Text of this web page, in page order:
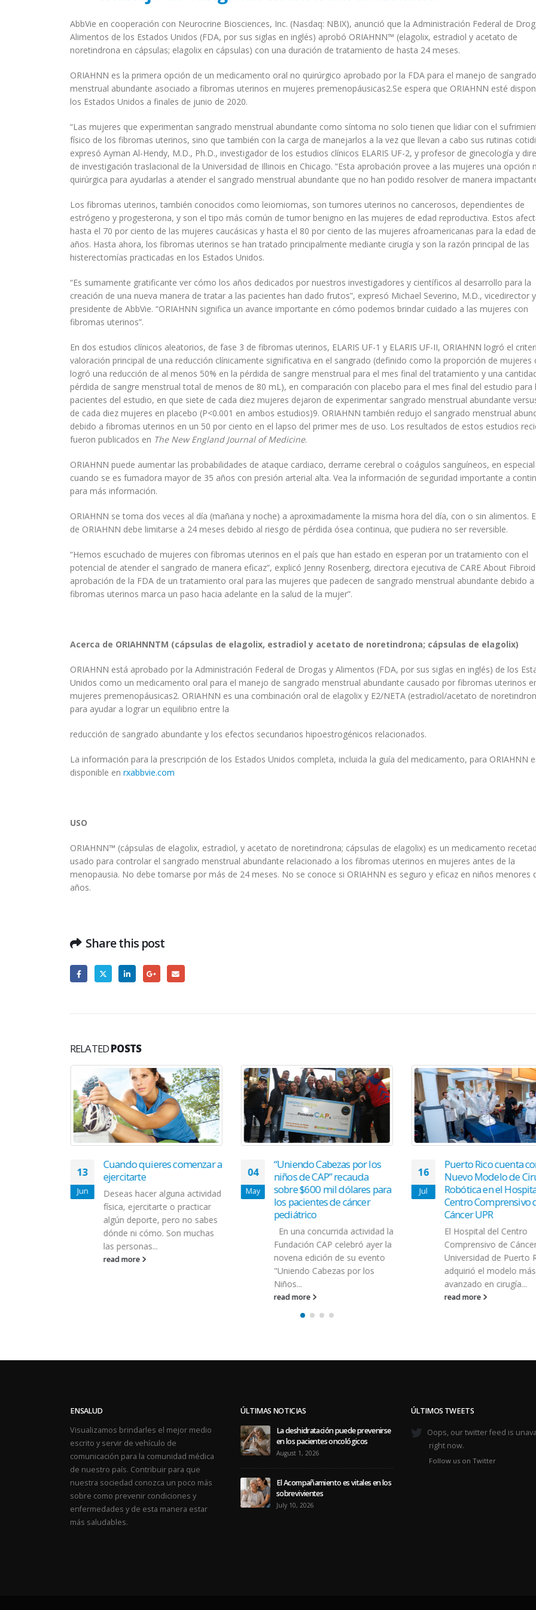
AbbVie en cooperación con Neurocrine Biosciences, Inc. (Nasdaq: NBIX), anunció que la Administración Federal de
Alimentos de los Estados Unidos (FDA, por sus siglas en inglés) aprobó ORIAHNN™ (elagolix, estradiol y acetato de
noretindrona en cápsulas; elagolix en cápsulas) con una duración de tratamiento de hasta 24 meses.
ORIAHNN es la primera opción de un medicamento oral no quirúrgico aprobado por la FDA para el manejo de sangrado
menstrual abundante asociado a fibromas uterinos en mujeres premenopáusicas2.Se espera que ORIAHNN esté
los Estados Unidos a finales de junio de 2020.
“Las mujeres que experimentan sangrado menstrual abundante como síntoma no solo tienen que lidiar con el
físico de los fibromas uterinos, sino que también con la carga de manejarlos a la vez que llevan a cabo sus rutinas
expresó Ayman Al-Hendy, M.D., Ph.D., investigador de los estudios clínicos ELARIS UF-2, y profesor de ginecología y
de investigación traslacional de la Universidad de Illinois en Chicago. “Esta aprobación provee a las mujeres una opción
quirúrgica para ayudarlas a atender el sangrado menstrual abundante que no han podido resolver de manera
Los fibromas uterinos, también conocidos como leiomiomas, son tumores uterinos no cancerosos, dependientes de
estrógeno y progesterona, y son el tipo más común de tumor benigno en las mujeres de edad reproductiva. Estos
hasta el 70 por ciento de las mujeres caucásicas y hasta el 80 por ciento de las mujeres afroamericanas para la edad
años. Hasta ahora, los fibromas uterinos se han tratado principalmente mediante cirugía y son la razón principal de las
histerectomías practicadas en los Estados Unidos.
“Es sumamente gratificante ver cómo los años dedicados por nuestros investigadores y científicos al desarrollo para la
creación de una nueva manera de tratar a las pacientes han dado frutos”, expresó Michael Severino, M.D., vicedirector y
presidente de AbbVie. “ORIAHNN significa un avance importante en cómo podemos brindar cuidado a las mujeres con
fibromas uterinos”.
En dos estudios clínicos aleatorios, de fase 3 de fibromas uterinos, ELARIS UF-1 y ELARIS UF-II, ORIAHNN logró el
valoración principal de una reducción clínicamente significativa en el sangrado (definido como la proporción de mujeres
logró una reducción de al menos 50% en la pérdida de sangre menstrual para el mes final del tratamiento y una
pérdida de sangre menstrual total de menos de 80 mL), en comparación con placebo para el mes final del estudio para
pacientes del estudio, en que siete de cada diez mujeres dejaron de experimentar sangrado menstrual abundante
de cada diez mujeres en placebo (P<0.001 en ambos estudios)9. ORIAHNN también redujo el sangrado menstrual
debido a fibromas uterinos en un 50 por ciento en el lapso del primer mes de uso. Los resultados de estos estudios
fueron publicados en The New England Journal of Medicine.
ORIAHNN puede aumentar las probabilidades de ataque cardiaco, derrame cerebral o coágulos sanguíneos, en especial
cuando se es fumadora mayor de 35 años con presión arterial alta. Vea la información de seguridad importante a
para más información.
ORIAHNN se toma dos veces al día (mañana y noche) a aproximadamente la misma hora del día, con o sin alimentos.
de ORIAHNN debe limitarse a 24 meses debido al riesgo de pérdida ósea continua, que pudiera no ser reversible.
“Hemos escuchado de mujeres con fibromas uterinos en el país que han estado en esperan por un tratamiento con el
potencial de atender el sangrado de manera eficaz”, explicó Jenny Rosenberg, directora ejecutiva de CARE About
aprobación de la FDA de un tratamiento oral para las mujeres que padecen de sangrado menstrual abundante debido a
fibromas uterinos marca un paso hacia adelante en la salud de la mujer”.
Acerca de ORIAHNNTM (cápsulas de elagolix, estradiol y acetato de noretindrona; cápsulas de elagolix)
ORIAHNN está aprobado por la Administración Federal de Drogas y Alimentos (FDA, por sus siglas en inglés) de los
Unidos como un medicamento oral para el manejo de sangrado menstrual abundante causado por fibromas uterinos
mujeres premenopáusicas2. ORIAHNN es una combinación oral de elagolix y E2/NETA (estradiol/acetato de
para ayudar a lograr un equilibrio entre la
reducción de sangrado abundante y los efectos secundarios hipoestrogénicos relacionados.
La información para la prescripción de los Estados Unidos completa, incluida la guía del medicamento, para ORIAHNN
disponible en rxabbvie.com
USO
ORIAHNN™ (cápsulas de elagolix, estradiol, y acetato de noretindrona; cápsulas de elagolix) es un medicamento
usado para controlar el sangrado menstrual abundante relacionado a los fibromas uterinos en mujeres antes de la
menopausia. No debe tomarse por más de 24 meses. No se conoce si ORIAHNN es seguro y eficaz en niños menores
años.
Share this post
RELATEDPOSTS
13
Jun
Cuando quieres comenzar a
ejercitarte
Deseas hacer alguna actividad
física, ejercitarte o practicar
algún deporte, pero no sabes
dónde ni cómo. Son muchas
las personas...
read more
04
May
“Uniendo Cabezas por los
niños de CAP” recauda
sobre $600 mil dólares para
los pacientes de cáncer
pediátrico
En una concurrida actividad la
Fundación CAP celebró ayer la
novena edición de su evento
"Uniendo Cabezas por los
Niños...
read more
16
Jul
Puerto Rico cuenta
Nuevo Modelo de
Robótica en el
Centro Comprensivo
Cáncer UPR
El Hospital del Centro
Comprensivo de
Universidad de Puerto
adquirió el modelo más
avanzado en cirugía...
read more
ENSALUD
Visualizamos brindarles el mejor medio
escrito y servir de vehículo de
comunicación para la comunidad médica
de nuestro país. Contribuir para que
nuestra sociedad conozca un poco más
sobre como prevenir condiciones y
enfermedades y de esta manera estar
más saludables.
ÚLTIMAS NOTICIAS
La deshidratación puede prevenirse
en los pacientes oncológicos
August 1, 2026
El Acompañamiento es vitales en los
sobrevivientes
July 10, 2026
ÚLTIMOS TWEETS
Oops, our twitter feed is
right now.
Follow us on Twitter